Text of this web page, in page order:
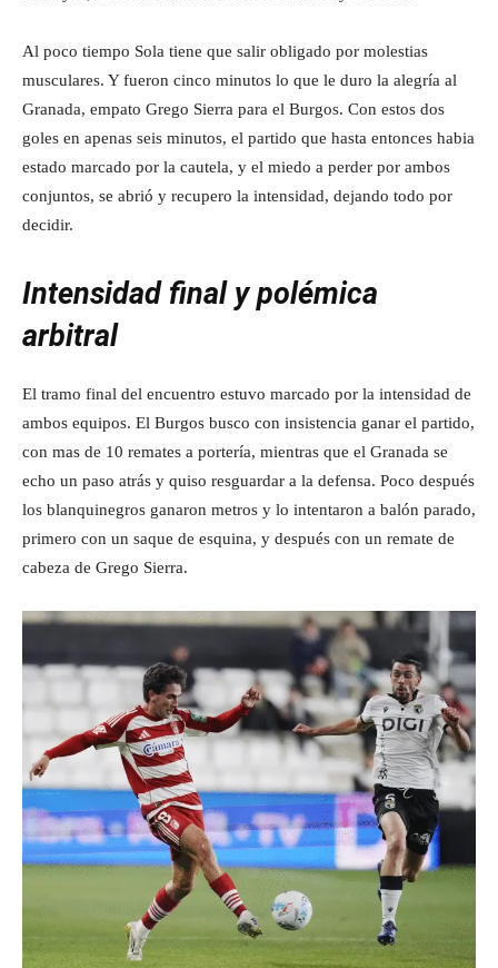
Al poco tiempo Sola tiene que salir obligado por molestias
musculares. Y fueron cinco minutos lo que le duro la alegría al
Granada, empato Grego Sierra para el Burgos. Con estos dos
goles en apenas seis minutos, el partido que hasta entonces habia
estado marcado por la cautela, y el miedo a perder por ambos
conjuntos, se abrió y recupero la intensidad, dejando todo por
decidir.
Intensidad final y polémica
arbitral
El tramo final del encuentro estuvo marcado por la intensidad de
ambos equipos. El Burgos busco con insistencia ganar el partido,
con mas de 10 remates a portería, mientras que el Granada se
echo un paso atrás y quiso resguardar a la defensa. Poco después
los blanquinegros ganaron metros y lo intentaron a balón parado,
primero con un saque de esquina, y después con un remate de
cabeza de Grego Sierra.